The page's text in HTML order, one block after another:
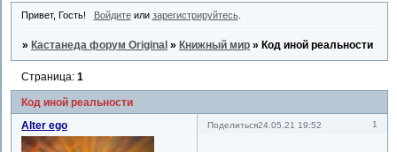
Привет, Гость! Войдитеили зарегистрируйтесь.
» Кастанеда форум Original » Книжный мир » Код иной реальности
Код иной реальности
Страница:1
Поделиться 1
24.05.21 19:52
Alter ego